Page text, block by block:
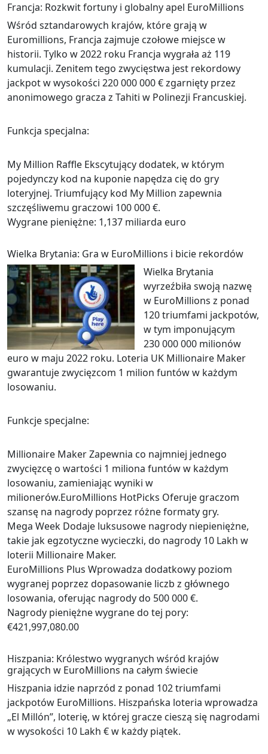
Francja: Rozkwit fortuny i globalny apel EuroMillions
Wśród sztandarowych krajów, które grają w
Euromillions, Francja zajmuje czołowe miejsce w
historii. Tylko w 2022 roku Francja wygrała aż 119
kumulacji. Zenitem tego zwycięstwa jest rekordowy
jackpot w wysokości 220 000 000 € zgarnięty przez
anonimowego gracza z Tahiti w Polinezji Francuskiej.
Funkcja specjalna:
My Million Raffle Ekscytujący dodatek, w którym
pojedynczy kod na kuponie napędza cię do gry
loteryjnej. Triumfujący kod My Million zapewnia
szczęśliwemu graczowi 100 000 €.
Wygrane pieniężne: 1,137 miliarda euro
Wielka Brytania: Gra w EuroMillions i bicie rekordów
Wielka Brytania
wyrzeźbiła swoją nazwę
w EuroMillions z ponad
120 triumfami jackpotów,
w tym imponującym
230 000 000 milionów
euro w maju 2022 roku. Loteria UK Millionaire Maker
gwarantuje zwycięzcom 1 milion funtów w każdym
losowaniu.
Funkcje specjalne:
Millionaire Maker Zapewnia co najmniej jednego
zwycięzcę o wartości 1 miliona funtów w każdym
losowaniu, zamieniając wyniki w
milionerów.EuroMillions HotPicks Oferuje graczom
szansę na nagrody poprzez różne formaty gry.
Mega Week Dodaje luksusowe nagrody niepieniężne,
takie jak egzotyczne wycieczki, do nagrody 10 Lakh w
loterii Millionaire Maker.
EuroMillions Plus Wprowadza dodatkowy poziom
wygranej poprzez dopasowanie liczb z głównego
losowania, oferując nagrody do 500 000 €.
Nagrody pieniężne wygrane do tej pory:
€421,997,080.00
Hiszpania: Królestwo wygranych wśród krajów
grających w EuroMillions na całym świecie
Hiszpania idzie naprzód z ponad 102 triumfami
jackpotów EuroMillions. Hiszpańska loteria wprowadza
„El Millón”, loterię, w której gracze cieszą się nagrodami
w wysokości 10 Lakh € w każdy piątek.